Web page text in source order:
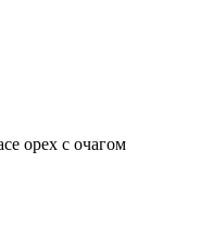
орех с очагом